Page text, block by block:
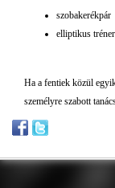
szobakerékpár
elliptikus tréner
Ha a fentiek közül
személyre szabott